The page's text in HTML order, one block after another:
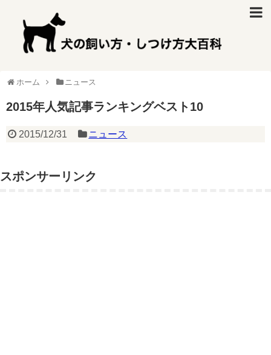
ホーム ニュース
2015年人気記事ランキングベスト10
2015/12/31 ニュース
スポンサーリンク